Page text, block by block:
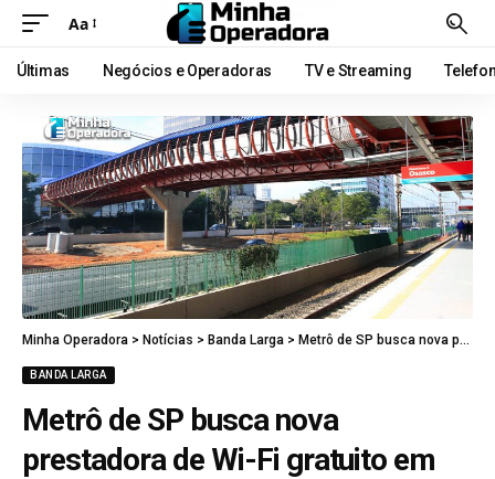
Aa
Últimas Negócios e Operadoras TV e Streaming
Minha Operadora > Notícias > Banda Larga > Metrô de SP busca nova prestadora de Wi-Fi gratuito em estações
BANDA LARGA
Metrô de SP busca nova
prestadora de Wi-Fi gratuito em